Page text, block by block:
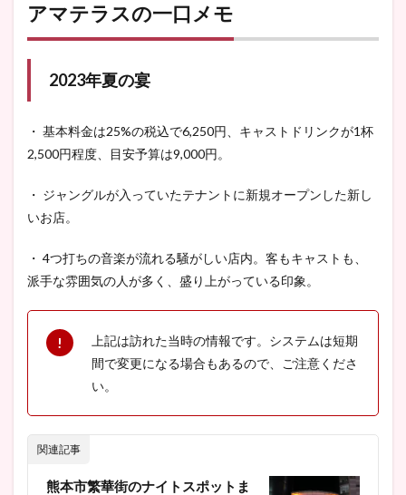
アマテラスの一口メモ
2023年夏の宴
・ 基本料金は25%の税込で6,250円、キャストドリンクが1杯
2,500円程度、目安予算は9,000円。
・ ジャングルが入っていたテナントに新規オープンした新し
いお店。
・ 4つ打ちの音楽が流れる騒がしい店内。客もキャストも、
派手な雰囲気の人が多く、盛り上がっている印象。
上記は訪れた当時の情報です。システムは短期
間で変更になる場合もあるので、ご注意くださ
い。
関連記事
熊本市繁華街のナイトスポットま